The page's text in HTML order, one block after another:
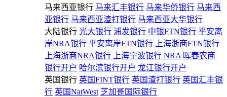
马来西亚银行 马来汇丰银行 马来华侨银行 马来西
亚银行 马来西亚渣打银行 马来西亚大华银行
大陆银行 光大银行 浦发银行 中银FTN银行 平安离
岸NRA银行 平安离岸FTN银行
上海浙商FTN银行
上海浙商NRA银行
上海宁波银行 NRA 晖春农商
银行开户 哈尔滨银行开户 龙江银行开户
英国银行 英国FINT银行 英国渣打银行 英国汇丰银
行 英国NatWest 芝加哥国际银行